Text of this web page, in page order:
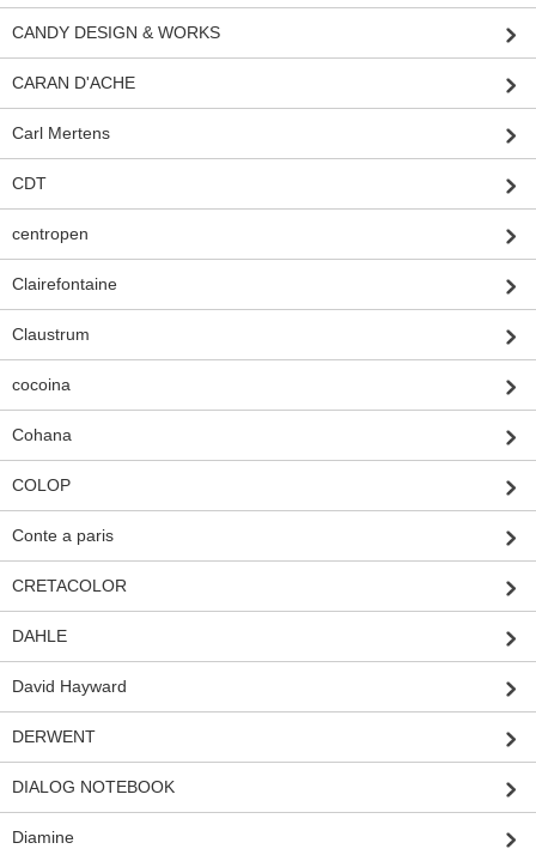
CANDY DESIGN & WORKS
CARAN D'ACHE
Carl Mertens
CDT
centropen
Clairefontaine
Claustrum
cocoina
Cohana
COLOP
Conte a paris
CRETACOLOR
DAHLE
David Hayward
DERWENT
DIALOG NOTEBOOK
Diamine